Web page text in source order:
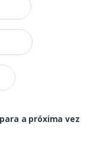
a próxima vez